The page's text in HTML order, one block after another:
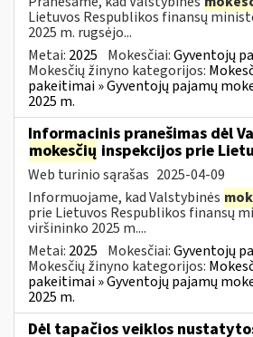
Lietuvos Respublikos finansų
2025 m. rugsėjo...
Metai: 2025 Mokesčiai:Gyventojų
Mokesčių žinyno kategorijos:
pakeitimai » Gyventojų pajamų
2025 m.
Informacinis pranešimas dėl
mokesčių inspekcijos prie
Web turinio sąrašas 2025-04-09
Informuojame, kad Valstybinės
prie Lietuvos Respublikos finansų
viršininko 2025 m....
Metai: 2025 Mokesčiai:Gyventojų
Mokesčių žinyno kategorijos:
pakeitimai » Gyventojų pajamų
2025 m.
Dėl tapačios veiklos